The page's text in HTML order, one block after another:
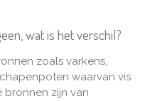
wat is het verschil?
zoals varkens,
waarvan vis
bronnen zijn van